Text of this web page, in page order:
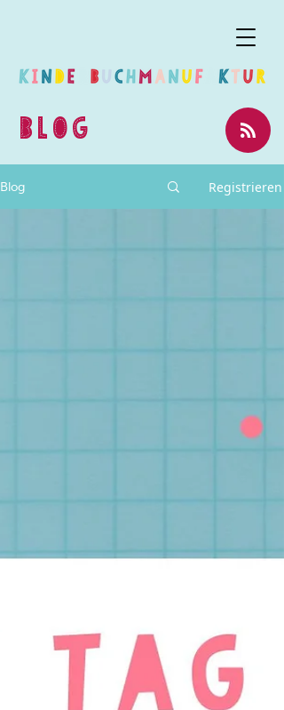
BLOG
Blog Registrieren